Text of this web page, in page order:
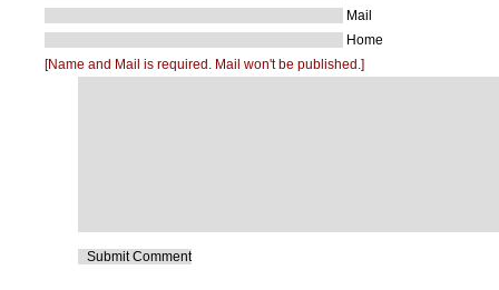
Mail
Home
[Name and Mail is required. Mail won't be published.]